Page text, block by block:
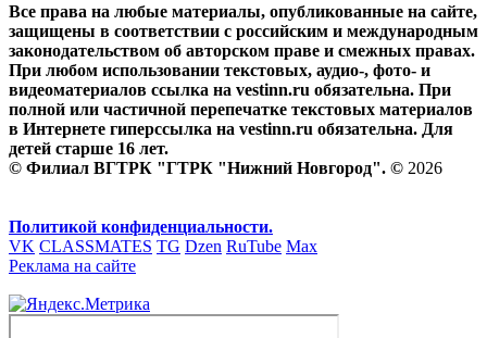
Все права на любые материалы, опубликованные на сайте,
защищены в соответствии с российским и международным
законодательством об авторском праве и смежных правах.
При любом использовании текстовых, аудио-, фото- и
видеоматериалов ссылка на vestinn.ru обязательна. При
полной или частичной перепечатке текстовых материалов
в Интернете гиперссылка на vestinn.ru обязательна. Для
детей старше 16 лет.
© Филиал ВГТРК "ГТРК "Нижний Новгород". © 2026
Политикой конфиденциальности.
VK CLASSMATES TG Dzen RuTube Max
Реклама на сайте